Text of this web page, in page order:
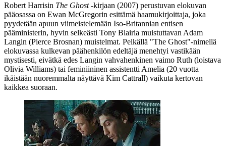
Robert Harrisin The Ghost‑kirjaan (2007) perustuvan elokuvan
pääosassa on Ewan McGregorin esittämä haamukirjoittaja, joka
pyydetään apuun viimeistelemään Iso‑Britannian entisen
pääministerin, hyvin selkeästi Tony Blairia muistuttavan Adam
Langin (Pierce Brosnan) muistelmat. Pelkällä "The Ghost"-nimellä
elokuvassa kulkevan päähenkilön edeltäjä menehtyi vastikään
mystisesti, eivätkä edes Langin vahvahenkinen vaimo Ruth (loistava
Olivia Williams) tai feminiininen assistentti Amelia (20 vuotta
ikäistään nuoremmalta näyttävä Kim Cattrall) vaikuta kertovan
kaikkea suoraan.